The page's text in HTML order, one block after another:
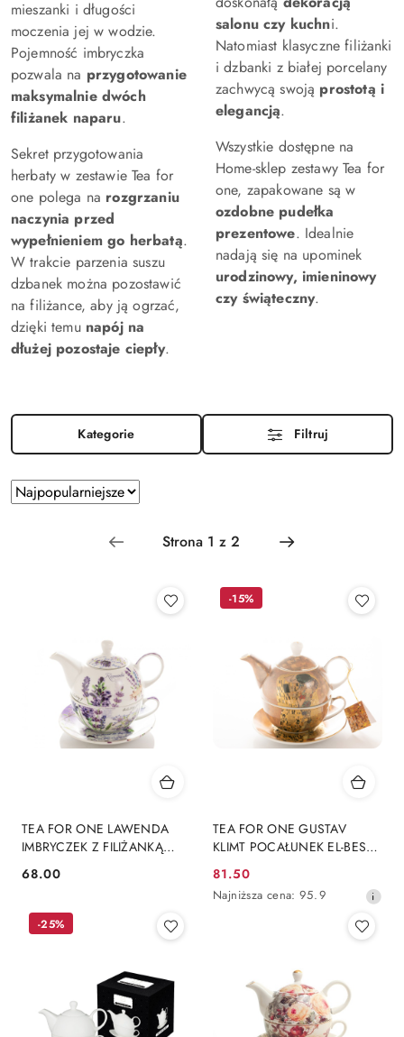
mieszanki i długości
moczenia jej w wodzie.
Pojemność imbryczka
pozwala na przygotowanie
maksymalnie dwóch
filiżanek naparu.
Sekret przygotowania
herbaty w zestawie Tea for
one polega na rozgrzaniu
naczynia przed
wypełnieniem go herbatą.
W trakcie parzenia suszu
dzbanek można pozostawić
na filiżance, aby ją ogrzać,
dzięki temu napój na
dłużej pozostaje ciepły.
salonu czy kuchni.
Natomiast klasyczne filiżanki
i dzbanki z białej porcelany
zachwycą swoją prostotą i
elegancją.
Wszystkie dostępne na
Home-sklep zestawy Tea for
one, zapakowane są w
ozdobne pudełka
prezentowe. Idealnie
nadają się na upominek
urodzinowy, imieninowy
czy świąteczny.
Kategorie Filtruj
Zastosowano
sortowanie:
Najpopularniejsze.
Sortuj
według
TEA FOR ONE LAWENDA
IMBRYCZEK Z FILIŻANKĄ
KOMPLET
Cena:
68.00
TEA FOR ONE GUSTAV
KLIMT POCAŁUNEK EL-BESO
KOMPLET
Cena
promocyjna:
81.50
Najniższa
obniżką
Najniższa cena: 95.9
-15%
-25%